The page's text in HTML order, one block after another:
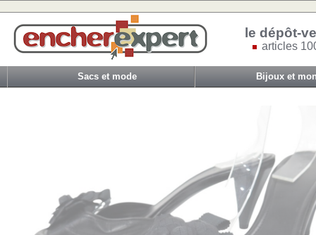
le dépôt-
articles
Sacs et mode Bijoux et